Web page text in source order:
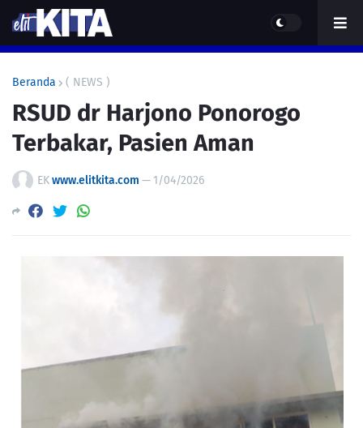
Beranda ( NEWS )
RSUD dr Harjono Ponorogo
Terbakar, Pasien Aman
EKwww.elitkita.com — 1/04/2026